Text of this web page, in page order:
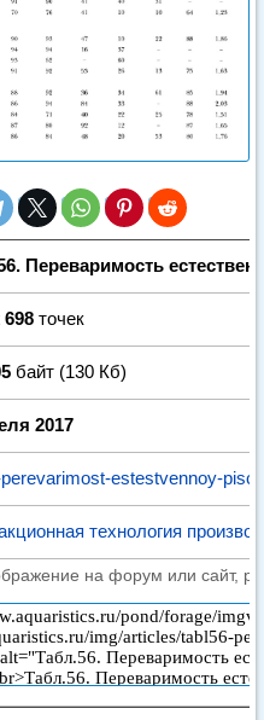
Переваримость
698 точек
байт (130 Кб)
2017
estestvennoy-
технология
на форум или сайт,